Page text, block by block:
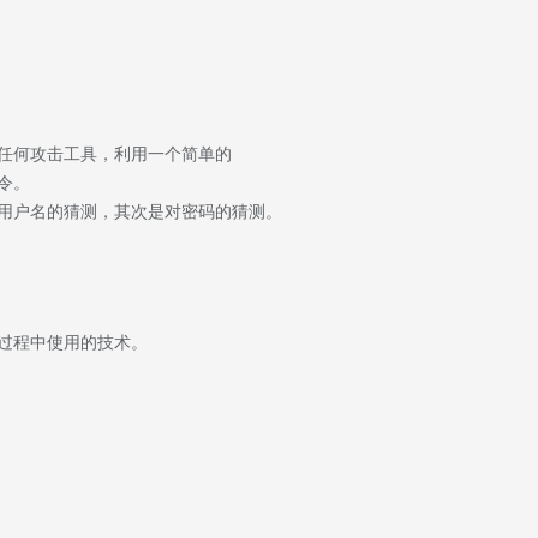
何攻击工具，利用一个简单的
名的猜测，其次是对密码的猜测。
中使用的技术。